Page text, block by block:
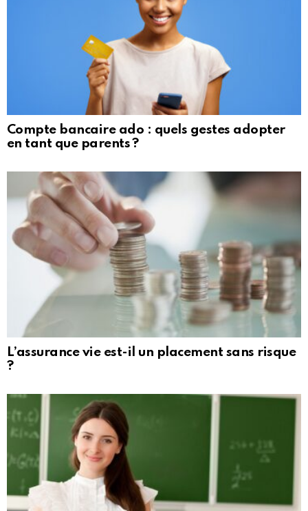
Compte bancaire ado : quels gestes adopter
en tant que parents ?
L’assurance vie est-il un placement sans risque
?